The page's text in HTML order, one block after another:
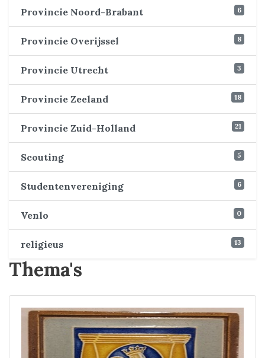
Provincie Noord-Brabant 6
Provincie Overijssel 8
Provincie Utrecht 3
Provincie Zeeland 18
Provincie Zuid-Holland 21
Scouting 5
Studentenvereniging 6
Venlo 0
religieus 13
Thema's